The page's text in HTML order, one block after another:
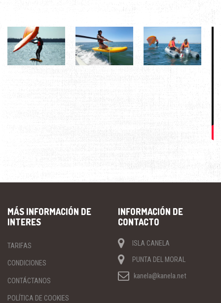
MÁS INFORMACIÓN DE
INTERES
TARIFAS
CONDICIONES
CONTÁCTANOS
POLÍTICA DE COOKIES
INFORMACIÓN DE
CONTACTO
ISLA CANELA
PUNTA DEL MORAL
kanela@kanela.net